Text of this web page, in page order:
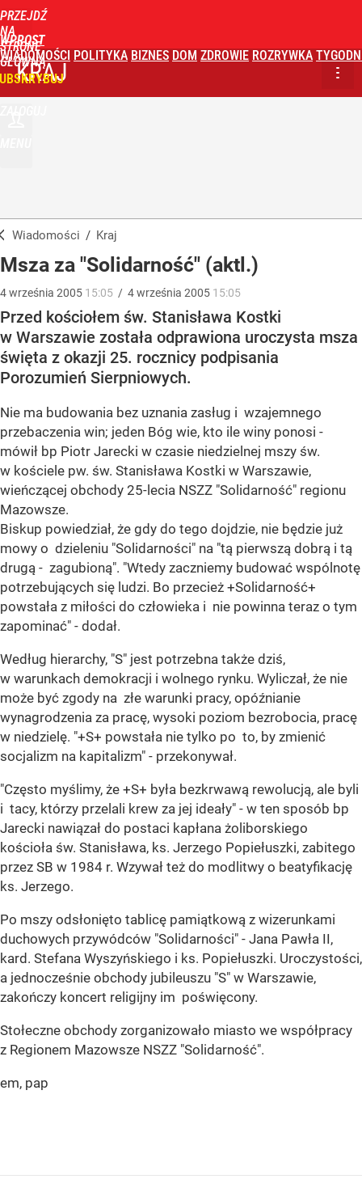
PRZEJDŹ
NA
STRONĘ
GŁÓWNĄ
WPROST
WIADOMOŚCI POLITYKA BIZNES DOM ZDROWIE ROZRYWKA
KRAJ
Wiadomości / Kraj
Msza za "Solidarność" (aktl.)
4września 2005 15:05 / 4września 2005 15:05
Przed kościołem św. Stanisława Kostki
w Warszawie została odprawiona uroczysta msza
święta z okazji 25. rocznicy podpisania
Porozumień Sierpniowych.
Nie ma budowania bez uznania zasług i wzajemnego
przebaczenia win; jeden Bóg wie, kto ile winy ponosi -
mówił bp Piotr Jarecki w czasie niedzielnej mszy św.
w kościele pw. św. Stanisława Kostki w Warszawie,
wieńczącej obchody 25-lecia NSZZ "Solidarność" regionu
Mazowsze.
Biskup powiedział, że gdy do tego dojdzie, nie będzie już
mowy o dzieleniu "Solidarności" na "tą pierwszą dobrą i tą
drugą - zagubioną". "Wtedy zaczniemy budować wspólnotę
potrzebujących się ludzi. Bo przecież +Solidarność+
powstała z miłości do człowieka i nie powinna teraz o tym
zapominać" - dodał.
Według hierarchy, "S" jest potrzebna także dziś,
w warunkach demokracji i wolnego rynku. Wyliczał, że nie
może być zgody na złe warunki pracy, opóźnianie
wynagrodzenia za pracę, wysoki poziom bezrobocia, pracę
w niedzielę. "+S+ powstała nie tylko po to, by zmienić
socjalizm na kapitalizm" - przekonywał.
"Często myślimy, że +S+ była bezkrwawą rewolucją, ale byli
i tacy, którzy przelali krew za jej ideały" - w ten sposób bp
Jarecki nawiązał do postaci kapłana żoliborskiego
kościoła św. Stanisława, ks. Jerzego Popiełuszki, zabitego
przez SB w 1984 r. Wzywał też do modlitwy o beatyfikację
ks. Jerzego.
Po mszy odsłonięto tablicę pamiątkową z wizerunkami
duchowych przywódców "Solidarności" - Jana Pawła II,
kard. Stefana Wyszyńskiego i ks. Popiełuszki. Uroczystości,
a jednocześnie obchody jubileuszu "S" w Warszawie,
zakończy koncert religijny im poświęcony.
Stołeczne obchody zorganizowało miasto we współpracy
z Regionem Mazowsze NSZZ "Solidarność".
em, pap